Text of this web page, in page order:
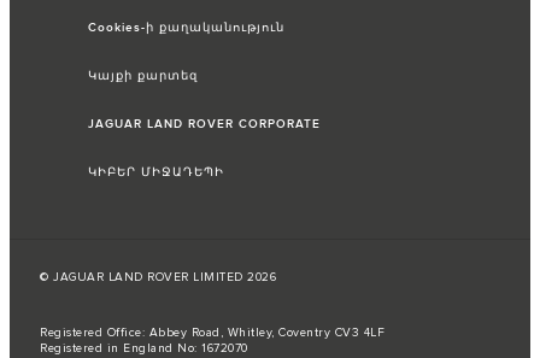
Cookies-ի քաղականություն
Կայքի քարտեզ
JAGUAR LAND ROVER CORPORATE
ԿԻԲԵՐ ՄԻՋԱԴԵՊԻ
© JAGUAR LAND ROVER LIMITED 2026
Registered Office: Abbey Road, Whitley, Coventry CV3 4LF
Registered in England No: 1672070